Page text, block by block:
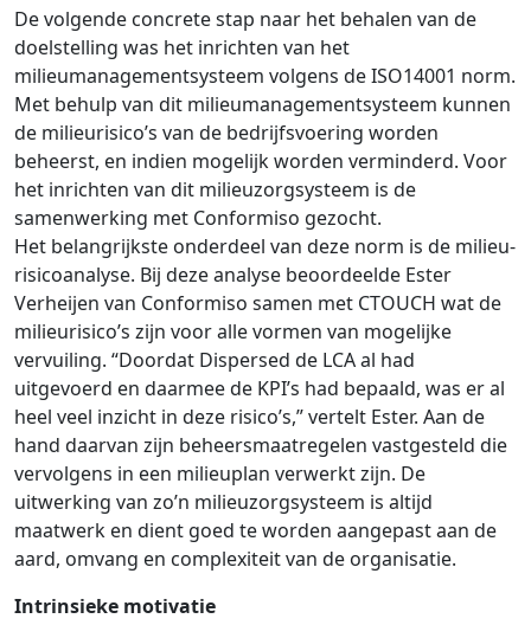
De volgende concrete stap naar het behalen van de
doelstelling was het inrichten van het
milieumanagementsysteem volgens de ISO14001 norm.
Met behulp van dit milieumanagementsysteem kunnen
de milieurisico’s van de bedrijfsvoering worden
beheerst, en indien mogelijk worden verminderd. Voor
het inrichten van dit milieuzorgsysteem is de
samenwerking met Conformiso gezocht.
Het belangrijkste onderdeel van deze norm is de milieu-
risicoanalyse. Bij deze analyse beoordeelde Ester
Verheijen van Conformiso samen met CTOUCH wat de
milieurisico’s zijn voor alle vormen van mogelijke
vervuiling. “Doordat Dispersed de LCA al had
uitgevoerd en daarmee de KPI’s had bepaald, was er al
heel veel inzicht in deze risico’s,” vertelt Ester. Aan de
hand daarvan zijn beheersmaatregelen vastgesteld die
vervolgens in een milieuplan verwerkt zijn. De
uitwerking van zo’n milieuzorgsysteem is altijd
maatwerk en dient goed te worden aangepast aan de
aard, omvang en complexiteit van de organisatie.
Intrinsieke motivatie